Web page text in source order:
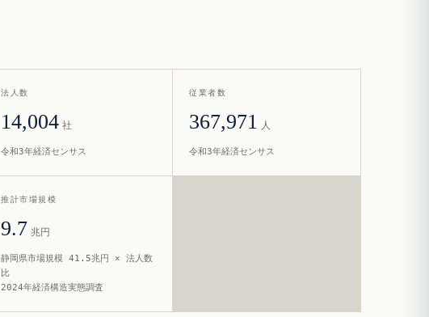
法人数
14,004 社
令和3年経済センサス
従業者数
367,971 人
令和3年経済センサス
推計市場規模
9.7 兆円
静岡県市場規模 41.5兆円 × 法人数
比
2024年経済構造実態調査